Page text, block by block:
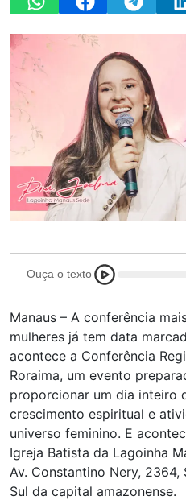
Ouça o texto
Manaus – A conferência
mulheres já tem data
acontece a Conferência
Roraima, um evento
proporcionar um dia inteiro
crescimento espiritual e
universo feminino. E
Igreja Batista da Lagoinha
Av. Constantino Nery,
Sul da capital amazonense.